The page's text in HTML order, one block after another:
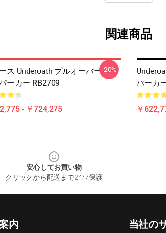
関連商品
ス Underoath プルオーバーパー
ーカー RB2709
- ￥724,275
-20%
パーカ
￥
安心してお買い物
クリックから配送まで24/7保護
内 当社の